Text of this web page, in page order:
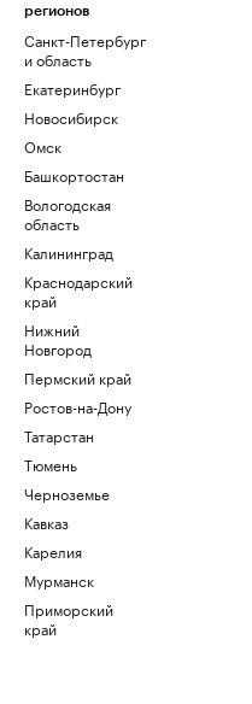
регионов
Санкт-Петербург
и область
Екатеринбург
Новосибирск
Омск
Башкортостан
Вологодская
область
Калининград
Краснодарский
край
Нижний
Новгород
Пермский край
Ростов-на-Дону
Татарстан
Тюмень
Черноземье
Кавказ
Карелия
Мурманск
Приморский
край